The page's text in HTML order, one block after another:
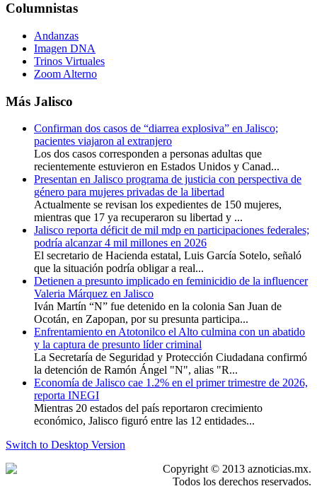
Columnistas
Andanzas
Imagen DNA
Trinos Virtuales
Zoom Alterno
Más Jalisco
Confirman dos casos de “diarrea explosiva” en Jalisco;
pacientes viajaron al extranjero
Los dos casos corresponden a personas adultas que
recientemente estuvieron en Estados Unidos y Canad...
Presentan en Jalisco programa de justicia con perspectiva de
género para mujeres privadas de la libertad
Actualmente se revisan los expedientes de 150 mujeres,
mientras que 17 ya recuperaron su libertad y ...
Jalisco reporta déficit de mil mdp en participaciones federales;
podría alcanzar 4 mil millones en 2026
El secretario de Hacienda estatal, Luis García Sotelo, señaló
que la situación podría obligar a real...
Detienen a presunto implicado en feminicidio de la influencer
Valeria Márquez en Jalisco
Iván Martín “N” fue detenido en la colonia San Juan de
Ocotán, en Zapopan, por su presunta participa...
Enfrentamiento en Atotonilco el Alto culmina con un abatido
y la captura de presunto líder criminal
La Secretaría de Seguridad y Protección Ciudadana confirmó
la detención de Ramón Ángel "N", alias "R...
Economía de Jalisco cae 1.2% en el primer trimestre de 2026,
reporta INEGI
Mientras 20 estados del país reportaron crecimiento
económico, Jalisco figuró entre las 12 entidades...
Switch to Desktop Version
Copyright © 2013 aznoticias.mx.
Todos los derechos reservados.